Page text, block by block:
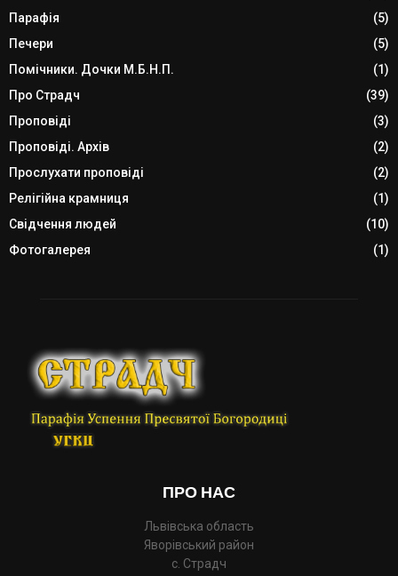
Парафія
(5)
Печери
(5)
Помічники. Дочки М.Б.Н.П.
(1)
Про Страдч
(39)
Проповіді
(3)
Проповіді. Архів
(2)
Прослухати проповіді
(2)
Релігійна крамниця
(1)
Свідчення людей
(10)
Фотогалерея
(1)
ПРО НАС
Львівська область
Яворівський район
с. Страдч